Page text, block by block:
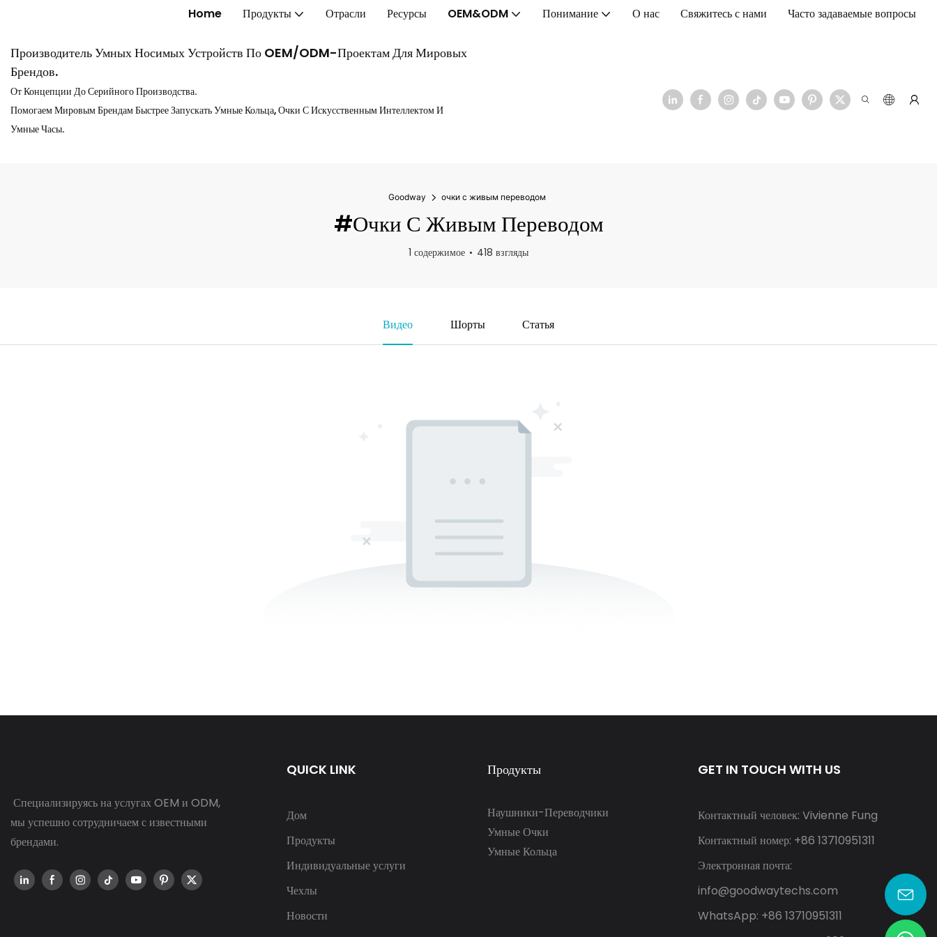
Home Продукты Отрасли Ресурсы OEM&ODM Понимание О нас Свяжитесь с нами Часто задаваемые вопросы
Производитель Умных Носимых Устройств По OEM/ODM-Проектам Для Мировых
Брендов.
От Концепции До Серийного Производства.
Помогаем Мировым Брендам Быстрее Запускать Умные Кольца, Очки С Искусственным Интеллектом И
Умные Часы.
Goodway очки с живым переводом
#очки С Живым Переводом
1 содержимое 418 взгляды
Видео Шорты Статья
Специализируясь на услугах OEM и ODM,
мы успешно сотрудничаем с известными
брендами.
QUICK LINK
Дом
Продукты
Индивидуальные услуги
Чехлы
Новости
Продукты
Наушники-Переводчики
Умные Очки
Умные Кольца
GET IN TOUCH WITH US
Контактный человек: Vivienne Fung
Контактный номер: +86 13710951311
Электронная почта:
info@goodwaytechs.com
WhatsApp: +86 13710951311